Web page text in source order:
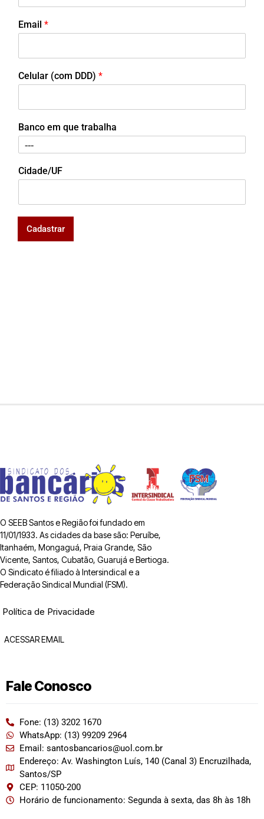
Email *
Celular (com DDD) *
Banco em que trabalha
Cidade/UF
Cadastrar
O SEEB Santos e Região foi fundado em
11/01/1933. As cidades da base são: Peruíbe,
Itanhaém, Mongaguá, Praia Grande, São
Vicente, Santos, Cubatão, Guarujá e Bertioga.
O Sindicato é filiado à Intersindical e a
Federação Sindical Mundial (FSM).
Política de Privacidade
ACESSAR EMAIL
Fale Conosco
Fone: (13) 3202 1670
WhatsApp: (13) 99209 2964
Email: santosbancarios@uol.com.br
Endereço: Av. Washington Luís, 140 (Canal 3) Encruzilhada,
Santos/SP
CEP: 11050-200
Horário de funcionamento: Segunda à sexta, das 8h às 18h